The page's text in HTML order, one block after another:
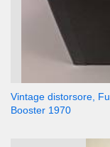
Vintage distorsore,
Booster 1970